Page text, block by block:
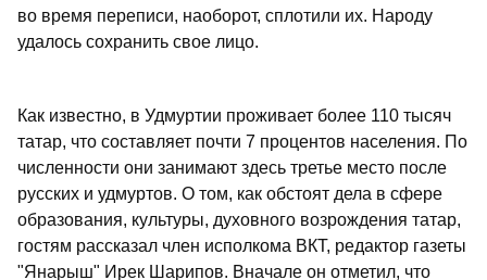
во время переписи, наоборот, сплотили их. Народу
удалось сохранить свое лицо.
Как известно, в Удмуртии проживает более 110 тысяч
татар, что составляет почти 7 процентов населения. По
численности они занимают здесь третье место после
русских и удмуртов. О том, как обстоят дела в сфере
образования, культуры, духовного возрождения татар,
гостям рассказал член исполкома ВКТ, редактор газеты
"Янарыш" Ирек Шарипов. Вначале он отметил, что